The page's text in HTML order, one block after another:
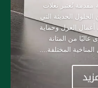
مقدمة تُعتبر نعلات
الحديثة التي
العزل وحماية
من المتانة
المختلفة....